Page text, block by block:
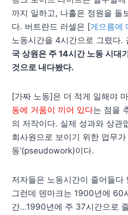
까지 일하고, 나흘은 정원을 돌
다. 버트란드 러셀은 [게으름에
노동시간을 4시간으로 그렸다.
국 상원은 주 14시간 노동 시대
것으로 내다봤다.
[가짜 노동]은 더 적게 일해야
동에 거품이 끼어 있다는 점을
의 저작이다. 실제 성과와 상관
회사원으로 보이기 위한 업무가
동’(pseudowork)이다.
저자들은 노동시간이 줄어들다
그런데 덴마크는 1900년에 60
간…1990년에 주 37시간으로